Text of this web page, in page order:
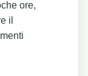
ore,
il